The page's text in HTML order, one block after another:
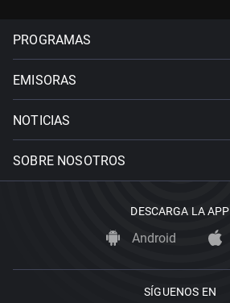
PROGRAMAS
EMISORAS
NOTICIAS
SOBRE NOSOTROS
DESCARGA LA APP
Android
SÍGUENOS EN